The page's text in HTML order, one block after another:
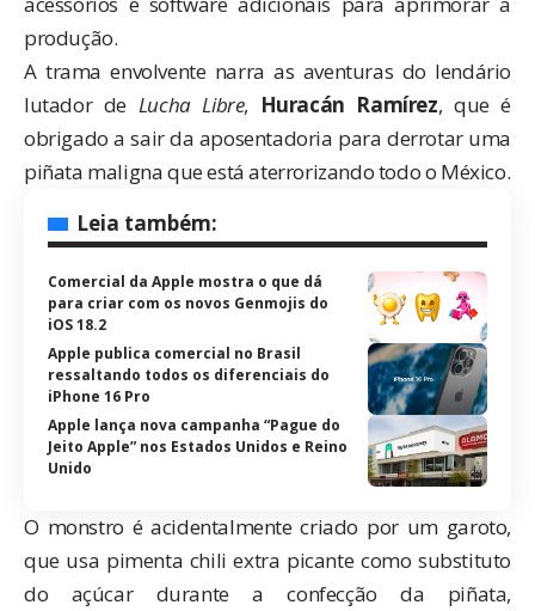
produção.
A trama envolvente narra as aventuras do lendário
lutador de Lucha Libre, Huracán Ramírez, que é
obrigado a sair da aposentadoria para derrotar uma
piñata maligna que está aterrorizando todo o México.
Leia também:
Comercial da Apple mostra o que dá
para criar com os novos Genmojis do
iOS 18.2
Apple publica comercial no Brasil
ressaltando todos os diferenciais do
iPhone 16 Pro
Apple lança nova campanha “Pague do
Jeito Apple” nos Estados Unidos e Reino
Unido
O monstro é acidentalmente criado por um garoto,
que usa pimenta chili extra picante como substituto
do açúcar durante a confecção da piñata,